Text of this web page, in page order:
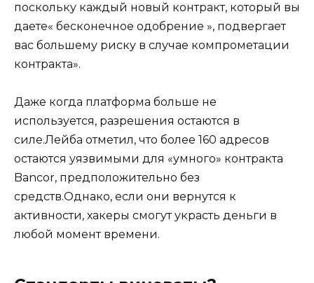
поскольку каждый новый контракт, который вы
даете« бесконечное одобрение », подвергает
вас большему риску в случае компрометации
контракта».
Даже когда платформа больше не
используется, разрешения остаются в
силе.Лейба отметил, что более 160 адресов
остаются уязвимыми для «умного» контракта
Bancor, предположительно без
средств.Однако, если они вернутся к
активности, хакеры смогут украсть деньги в
любой момент времени.